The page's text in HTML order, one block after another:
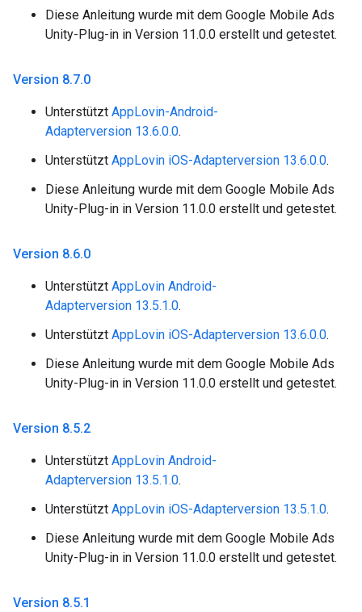
Diese Anleitung wurde mit dem Google Mobile Ads
Unity-Plug-in in Version 11.0.0 erstellt und getestet.
Version 8.7.0
Unterstützt AppLovin-Android-
Adapterversion 13.6.0.0.
Unterstützt AppLovin iOS-Adapterversion 13.6.0.0.
Diese Anleitung wurde mit dem Google Mobile Ads
Unity-Plug-in in Version 11.0.0 erstellt und getestet.
Version 8.6.0
Unterstützt AppLovin Android-
Adapterversion 13.5.1.0.
Unterstützt AppLovin iOS-Adapterversion 13.6.0.0.
Diese Anleitung wurde mit dem Google Mobile Ads
Unity-Plug-in in Version 11.0.0 erstellt und getestet.
Version 8.5.2
Unterstützt AppLovin Android-
Adapterversion 13.5.1.0.
Unterstützt AppLovin iOS-Adapterversion 13.5.1.0.
Diese Anleitung wurde mit dem Google Mobile Ads
Unity-Plug-in in Version 11.0.0 erstellt und getestet.
Version 8.5.1